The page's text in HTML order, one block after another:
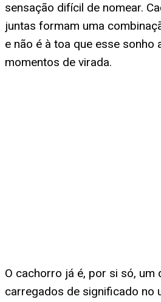
sensação difícil de nomear.
juntas formam uma
e não é à toa que esse sonho
momentos de virada.
O cachorro já é, por si só, um
carregados de significado no